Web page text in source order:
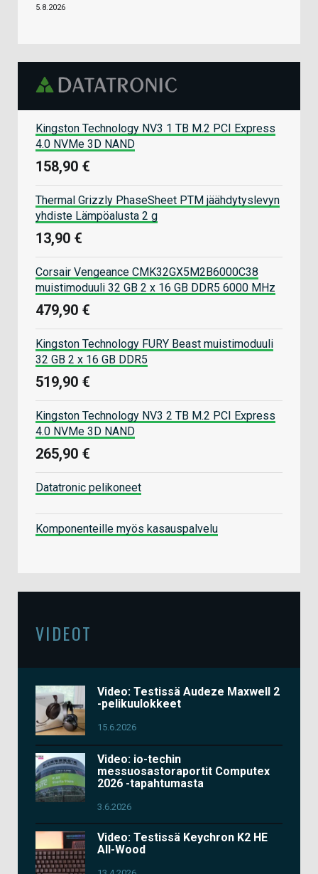
5.8.2026
Kingston Technology NV3 1 TB M.2 PCI Express
4.0 NVMe 3D NAND
158,90 €
Thermal Grizzly PhaseSheet PTM jäähdytyslevyn
yhdiste Lämpöalusta 2 g
13,90 €
Corsair Vengeance CMK32GX5M2B6000C38
muistimoduuli 32 GB 2 x 16 GB DDR5 6000 MHz
479,90 €
Kingston Technology FURY Beast muistimoduuli
32 GB 2 x 16 GB DDR5
519,90 €
Kingston Technology NV3 2 TB M.2 PCI Express
4.0 NVMe 3D NAND
265,90 €
Datatronic pelikoneet
Komponenteille myös kasauspalvelu
VIDEOT
Video: Testissä Audeze Maxwell 2
-pelikuulokkeet
15.6.2026
Video: io-techin
messuosastoraportit Computex
2026 -tapahtumasta
3.6.2026
Video: Testissä Keychron K2 HE
All-Wood